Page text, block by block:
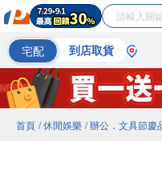
宅配 到店取貨
首頁 / 休閒娛樂 / 辦公．文具節慶